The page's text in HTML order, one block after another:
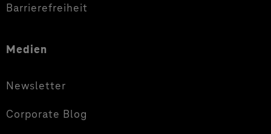
Barrierefreiheit
Medien
Newsletter
Corporate Blog